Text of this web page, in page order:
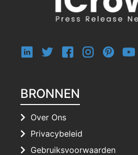
BRONNEN
Over Ons
Privacybeleid
Gebruiksvoorwaarden